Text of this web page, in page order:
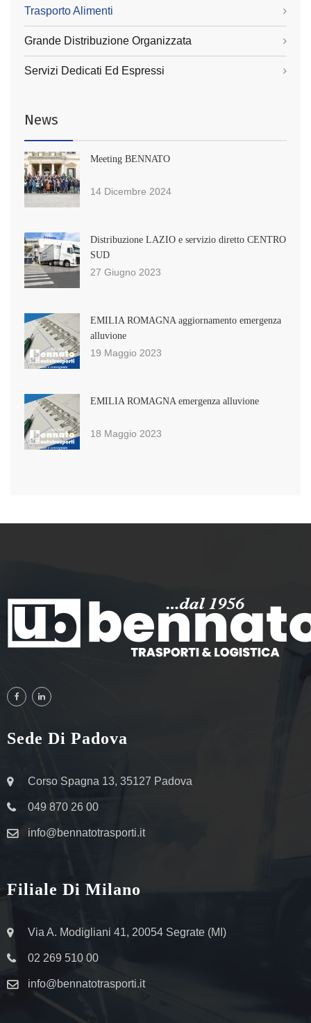
Trasporto Alimenti
Grande Distribuzione Organizzata
Servizi Dedicati Ed Espressi
News
Meeting BENNATO
14 Dicembre 2024
Distribuzione LAZIO e servizio diretto CENTRO
SUD
27 Giugno 2023
EMILIA ROMAGNA aggiornamento emergenza
alluvione
19 Maggio 2023
EMILIA ROMAGNA emergenza alluvione
18 Maggio 2023
Sede Di Padova
Corso Spagna 13, 35127 Padova
049 870 26 00
info@bennatotrasporti.it
Filiale Di Milano
Via A. Modigliani 41, 20054 Segrate (MI)
02 269 510 00
info@bennatotrasporti.it